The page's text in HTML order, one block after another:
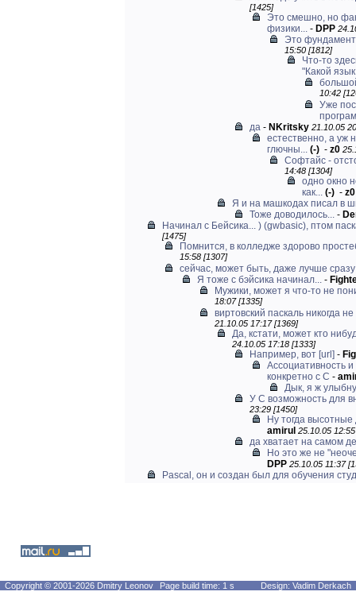
[1425]
Это смешно, но
физики... - DPP
Это
15:50 [1812]
Что-то
"Какой
10:42
Уже
да - NKritsky 21.10.05
естественно, а уж
глючны... (-) - z0
Софтайс -
14:48 [1304]
одно окно
как... (-) - z0
Я и на машкодах писал в
Тоже доводилось... -
Начинал с Бейсика... ) (gwbasic), птом
[1475]
Помнится, в колледже здорово
15:58 [1307]
сейчас, может быть, даже лучше
Я тоже с бэйсика начинал... -
Мужики, может я что-то не
18:07 [1335]
виртовский паскаль никогда
21.10.05 17:17 [1369]
Да, кстати, может кто
24.10.05 17:18 [1333]
Например, вот [url] -
Ассоциативность
конкретно с С -
Дык, я ж
У C возможность для
23:29 [1450]
Ну тогда высотные
amirul 25.10.05
да хватает на самом
Но это же не
DPP 25.10.05 11:37
Pascal, он и создан был для обучения
Copyright © 2001-2026 Dmitry Leonov Page build time: 1 s Design: Vadim Derkach